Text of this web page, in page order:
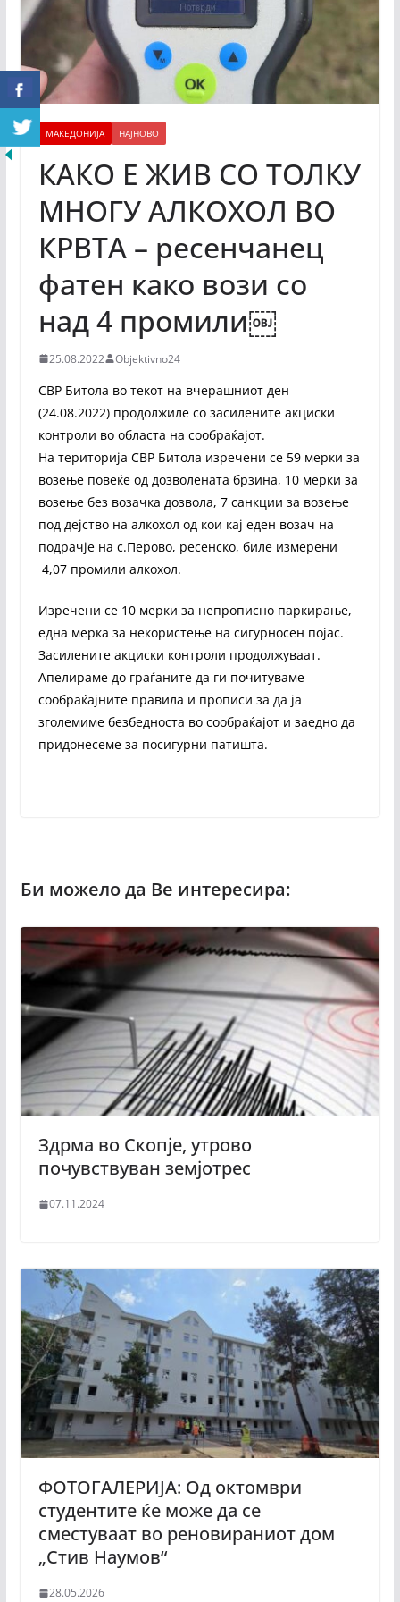
МАКЕДОНИЈА НАЈНОВО
КАКО Е ЖИВ СО ТОЛКУ
МНОГУ АЛКОХОЛ ВО
КРВТА – ресенчанец
фатен како вози со
над 4 промили￼
25.08.2022 Objektivno24
СВР Битола во текот на вчерашниот ден
(24.08.2022) продолжиле со засилените акциски
контроли во областа на сообраќајот.
На територија СВР Битола изречени се 59 мерки за
возење повеќе од дозволената брзина, 10 мерки за
возење без возачка дозвола, 7 санкции за возење
под дејство на алкохол од кои кај еден возач на
подрачје на с.Перово, ресенско, биле измерени
4,07 промили алкохол.
Изречени се 10 мерки за непрописно паркирање,
една мерка за некористење на сигурносен појас.
Засилените акциски контроли продолжуваат.
Апелираме до граѓаните да ги почитуваме
сообраќајните правила и прописи за да ја
зголемиме безбедноста во сообраќајот и заедно да
придонесеме за посигурни патишта.
Здрма во Скопје, утрово
почувствуван земјотрес
07.11.2024
ФОТОГАЛЕРИЈА: Од октомври
студентите ќе може да се
сместуваат во реновираниот дом
„Стив Наумов“
28.05.2026